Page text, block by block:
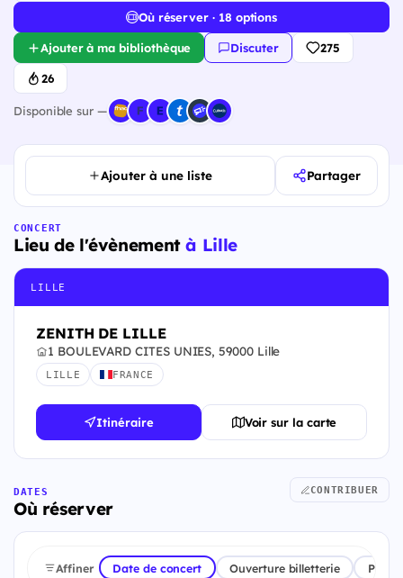
Où réserver · 18 options
Ajouter à ma bibliothèque Discuter 275
26
Disponible sur —
Ajouter à une liste Partager
CONCERT
Lieu de l'évènementà Lille
LILLE
ZENITH DE LILLE
1 BOULEVARD CITES UNIES, 59000 Lille
LILLE FRANCE
Itinéraire Voir sur la carte
DATES
Où réserver
CONTRIBUER
Affiner Date de concert Ouverture billetterie